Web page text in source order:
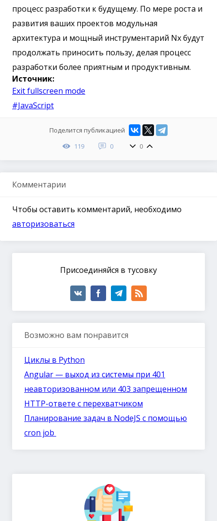
процесс разработки к будущему. По мере роста и
развития ваших проектов модульная
архитектура и мощный инструментарий Nx будут
продолжать приносить пользу, делая процесс
разработки более приятным и продуктивным.
Источник:
Exit fullscreen mode
#JavaScript
Поделится публикацией
119
0 0
Комментарии
Чтобы оставить комментарий, необходимо
авторизоваться
Присоединяйся в тусовку
Возможно вам понравится
Циклы в Python
Angular — выход из системы при 401
неавторизованном или 403 запрещенном
HTTP-ответе с перехватчиком
Планирование задач в NodeJS с помощью
cron job